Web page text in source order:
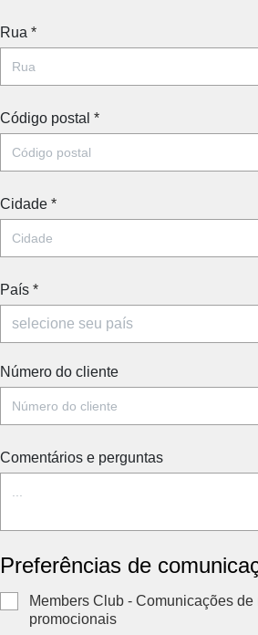
Rua *
Código postal *
Cidade *
País *
Número do cliente
Comentários e perguntas
Preferências de
Members Club - Comunicações
promocionais